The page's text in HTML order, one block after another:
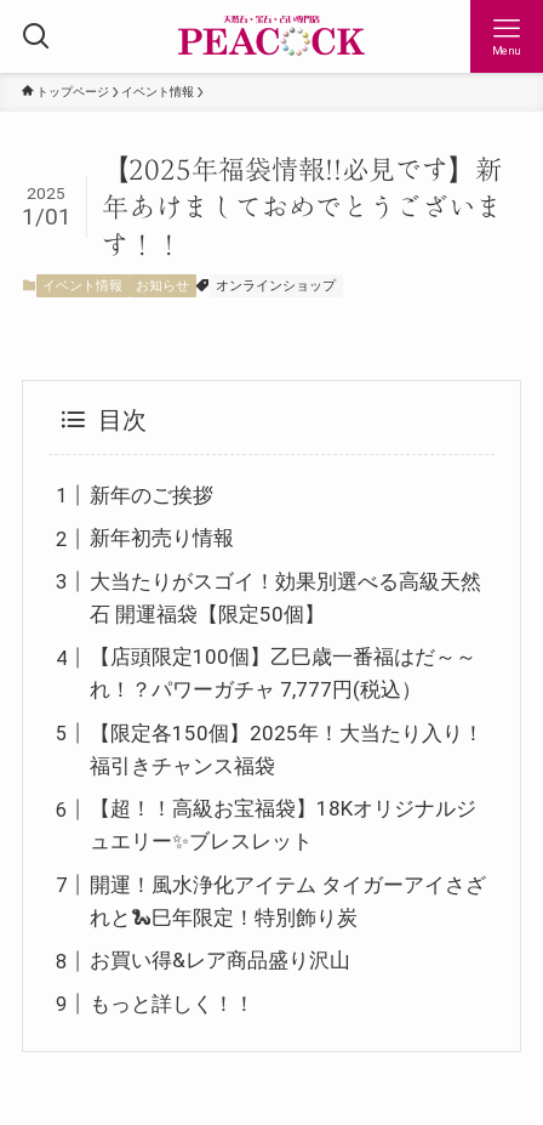
Menu
トップページ イベント情報
【2025年福袋情報!!必見です】新
年あけましておめでとうございま
す！！
2025
1/01
イベント情報 お知らせ オンラインショップ
目次
新年のご挨拶
新年初売り情報
大当たりがスゴイ！効果別選べる高級天然
石 開運福袋【限定50個】
【店頭限定100個】乙巳歳一番福はだ～～
れ！？パワーガチャ 7,777円(税込）
【限定各150個】2025年！大当たり入り！
福引きチャンス福袋
【超！！高級お宝福袋】18Kオリジナルジ
ュエリー✨ブレスレット
開運！風水浄化アイテム タイガーアイさざ
れと🐍巳年限定！特別飾り炭
お買い得&レア商品盛り沢山
もっと詳しく！！